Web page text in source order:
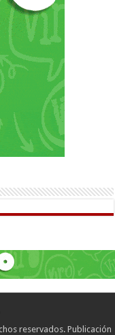
reservados. Publicación